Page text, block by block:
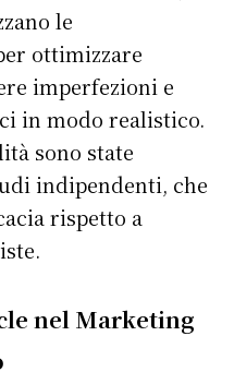
le
ottimizzare
imperfezioni e
in modo realistico.
sono state
indipendenti, che
rispetto a
nel Marketing